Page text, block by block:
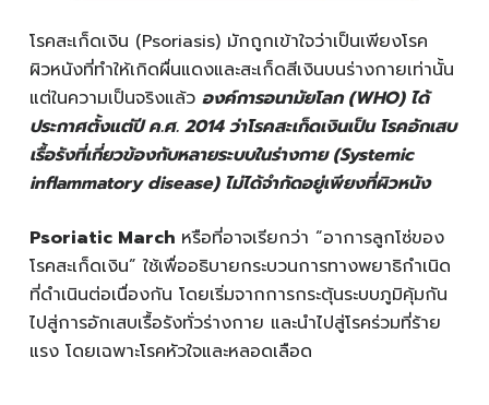
โรคสะเก็ดเงิน (Psoriasis) มักถูกเข้าใจว่าเป็นเพียงโรค
ผิวหนังที่ทำให้เกิดผื่นแดงและสะเก็ดสีเงินบนร่างกายเท่านั้น
แต่ในความเป็นจริงแล้ว องค์การอนามัยโลก (WHO) ได้
ประกาศตั้งแต่ปี ค.ศ. 2014 ว่าโรคสะเก็ดเงินเป็น โรคอักเสบ
เรื้อรังที่เกี่ยวข้องกับหลายระบบในร่างกาย (Systemic
inflammatory disease) ไม่ได้จำกัดอยู่เพียงที่ผิวหนัง
Psoriatic March หรือที่อาจเรียกว่า “อาการลูกโซ่ของ
โรคสะเก็ดเงิน” ใช้เพื่ออธิบายกระบวนการทางพยาธิกำเนิด
ที่ดำเนินต่อเนื่องกัน โดยเริ่มจากการกระตุ้นระบบภูมิคุ้มกัน
ไปสู่การอักเสบเรื้อรังทั่วร่างกาย และนำไปสู่โรคร่วมที่ร้าย
แรง โดยเฉพาะโรคหัวใจและหลอดเลือด